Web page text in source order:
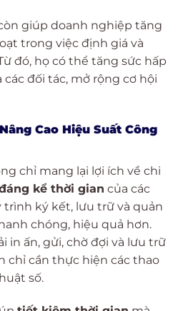
giúp doanh nghiệp tăng
trong việc định giá và
đó, họ có thể tăng sức hấp
đối tác, mở rộng cơ hội
Cao Hiệu Suất Công
chỉ mang lại lợi ích về chi
kể thời gian của các
trình ký kết, lưu trữ và quản
chóng, hiệu quả hơn.
in ấn, gửi, chờ đợi và lưu trữ
chỉ cần thực hiện các thao
số.